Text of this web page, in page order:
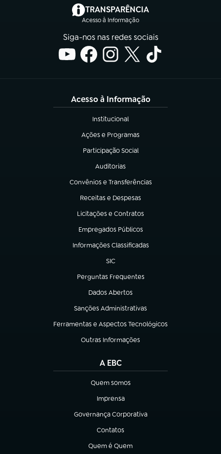
TRANSPARÊNCIA
Acesso à Informação
(abre em nova aba)
Siga-nos nas redes sociais
Acesso à Informação
Institucional
(abre em nova aba)
Ações e Programas
(abre em nova aba)
Participação Social
(abre em nova aba)
Auditorias
(abre em nova aba)
Convênios e Transferências
(abre em nova aba)
Receitas e Despesas
(abre em nova aba)
Licitações e Contratos
(abre em nova aba)
Empregados Públicos
(abre em nova aba)
Informações Classificadas
(abre em nova aba)
SIC
(abre em nova aba)
Perguntas Frequentes
(abre em nova aba)
Dados Abertos
(abre em nova aba)
Sanções Administrativas
(abre em nova aba)
Ferramentas e Aspectos Tecnológicos
(abre em nova aba)
Outras Informações
(abre em nova aba)
A EBC
Quem somos
(abre em nova aba)
Imprensa
(abre em nova aba)
Governança Corporativa
(abre em nova aba)
Contatos
(abre em nova aba)
Quem é Quem
(abre em nova aba)